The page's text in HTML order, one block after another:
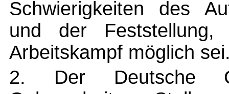
Schwierigkeiten des
und der
Arbeitskampf möglich
2. Der Deutsche